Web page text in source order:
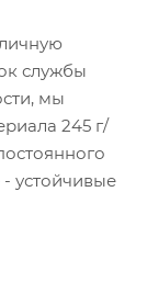
службы
мы
245 г/
устойчивые